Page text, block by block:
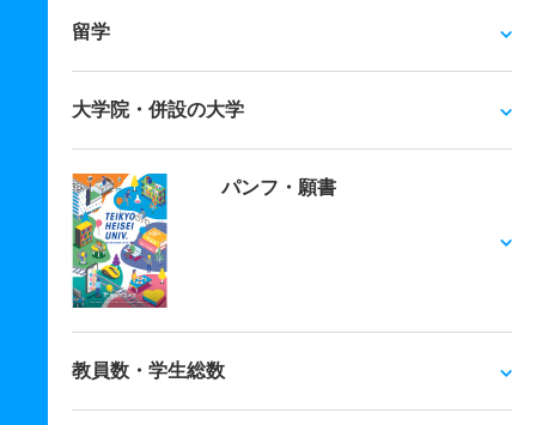
留学
大学院・併設の大学
パンフ・願書
教員数・学生総数